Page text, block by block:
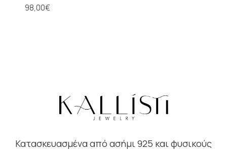
98,00€
Κατασκευασμένα από ασήμι 925 και φυσικούς